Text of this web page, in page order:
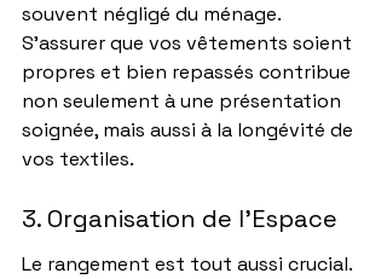
souvent négligé du ménage.
S'assurer que vos vêtements soient
propres et bien repassés contribue
non seulement à une présentation
soignée, mais aussi à la longévité de
vos textiles.
3. Organisation de l'Espace
Le rangement est tout aussi crucial.